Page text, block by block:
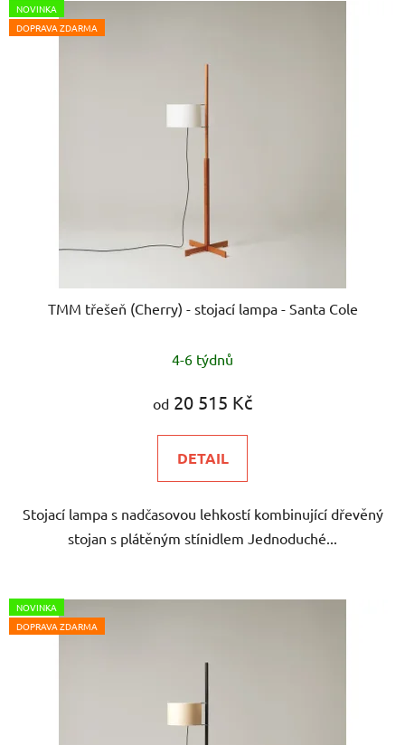
NOVINKA
DOPRAVA ZDARMA
TMM třešeň (Cherry) - stojací lampa - Santa Cole
4-6 týdnů
od 20 515 Kč
DETAIL
Stojací lampa s nadčasovou lehkostí kombinující dřevěný
stojan s plátěným stínidlem Jednoduché...
NOVINKA
DOPRAVA ZDARMA